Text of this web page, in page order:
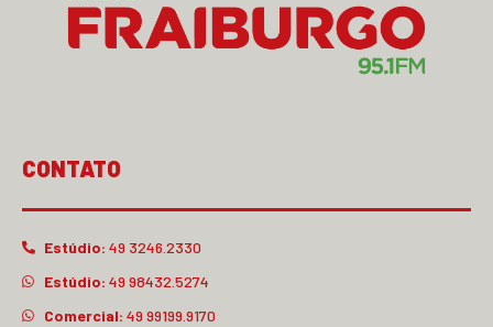
CONTATO
Estúdio: 49 3246.2330
Estúdio: 49 98432.5274
Comercial: 49 99199.9170